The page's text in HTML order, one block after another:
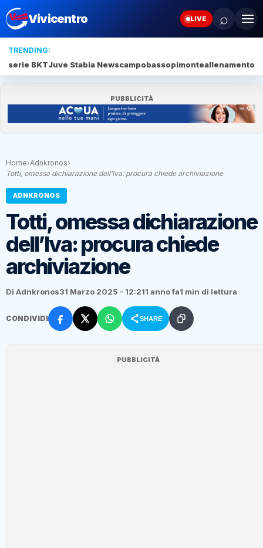
Vivicentro LIVE ⌕
TRENDING:
serie BKTJuve Stabia Newscampobassopimonteallenamento
PUBBLICITÀ
Home›Adnkronos›
Totti, omessa dichiarazione dell’Iva: procura chiede archiviazione
ADNKRONOS
Totti, omessa dichiarazione
dell’Iva: procura chiede
archiviazione
Di Adnkronos31 Marzo 2025 - 12:211 anno fa1 min di lettura
CONDIVIDI SHARE
PUBBLICITÀ